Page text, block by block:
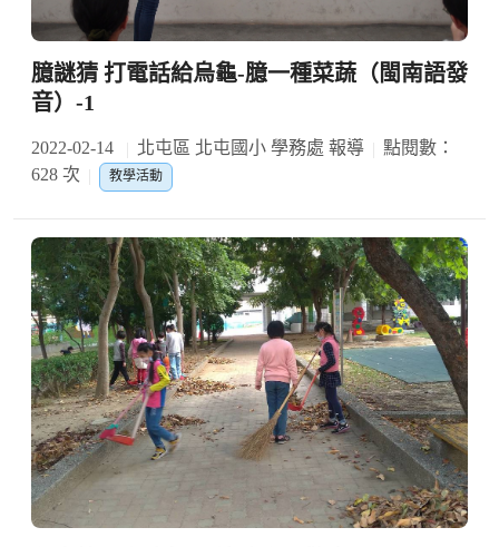
臆謎猜 打電話給烏龜-臆一種菜蔬（閩南語發
音）-1
2022-02-14 北屯區 北屯國小 學務處 報導
點閱數：
628 次
教學活動